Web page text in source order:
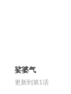
娑婆气
更新到第1话